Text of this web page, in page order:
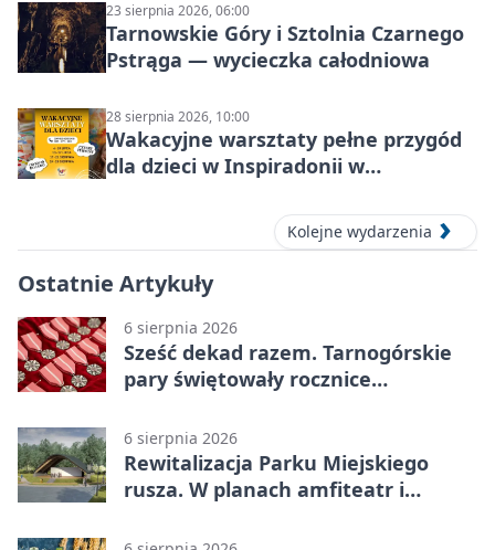
23 sierpnia 2026, 06:00
Tarnowskie Góry i Sztolnia Czarnego
Pstrąga — wycieczka całodniowa
28 sierpnia 2026, 10:00
Wakacyjne warsztaty pełne przygód
dla dzieci w Inspiradonii w
Kolejne wydarzenia
Ostatnie Artykuły
6 sierpnia 2026
Sześć dekad razem. Tarnogórskie
pary świętowały rocznice
6 sierpnia 2026
Rewitalizacja Parku Miejskiego
rusza. W planach amfiteatr i